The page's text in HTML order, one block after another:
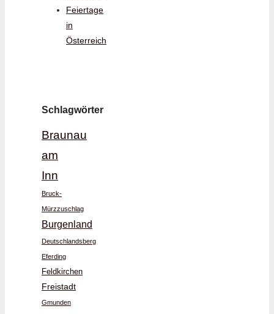
Feiertage
in
Österreich
Schlagwörter
Braunau
am
Inn
Bruck-
Mürzzuschlag
Burgenland
Deutschlandsberg
Eferding
Feldkirchen
Freistadt
Gmunden